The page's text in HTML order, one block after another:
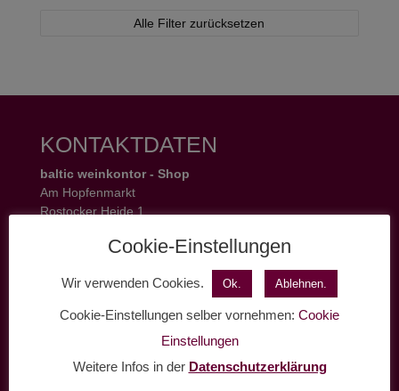
Alle Filter zurücksetzen
KONTAKTDATEN
baltic weinkontor - Shop
Am Hopfenmarkt
Rostocker Heide 1
Tel.: 0381 37 50 77 22
Mo - Fr 11 - 19 Uhr
baltic weinkontor - Lager
Hansestrasse 6
Cookie-Einstellungen
Wir verwenden Cookies. Ok. Ablehnen.
Cookie-Einstellungen selber vornehmen: Cookie
Einstellungen
Weitere Infos in der Datenschutzerklärung